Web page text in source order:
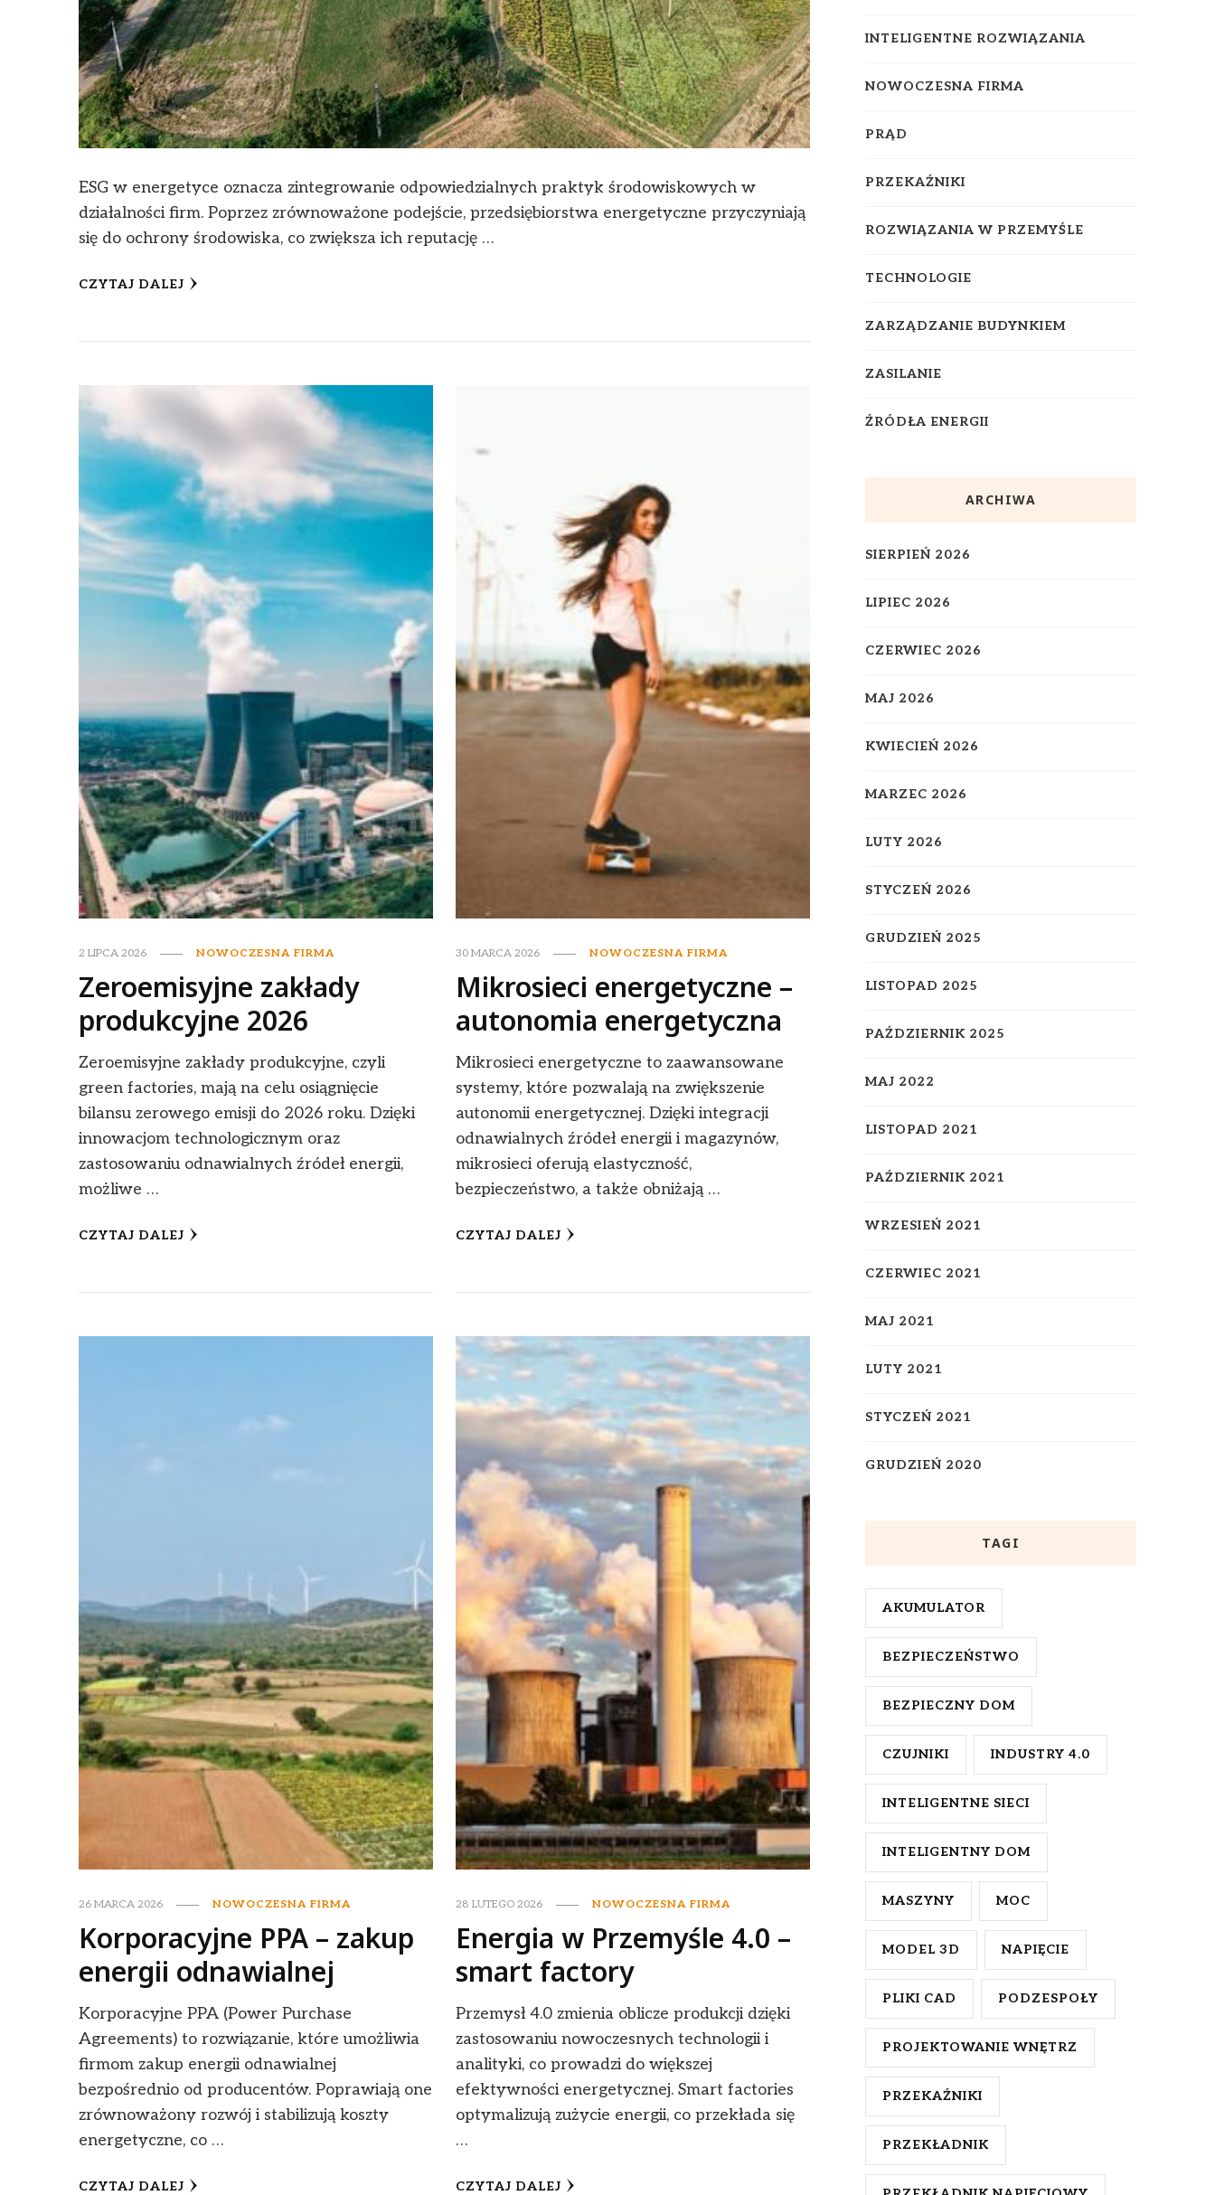
ESG w energetyce oznacza zintegrowanie odpowiedzialnych praktyk środowiskowych w
działalności firm. Poprzez zrównoważone podejście, przedsiębiorstwa energetyczne przyczyniają
się do ochrony środowiska, co zwiększa ich reputację …
CZYTAJ DALEJ
2 LIPCA 2026 NOWOCZESNA FIRMA
Zeroemisyjne zakłady
produkcyjne 2026
Zeroemisyjne zakłady produkcyjne, czyli
green factories, mają na celu osiągnięcie
bilansu zerowego emisji do 2026 roku. Dzięki
innowacjom technologicznym oraz
zastosowaniu odnawialnych źródeł energii,
możliwe …
CZYTAJ DALEJ
30 MARCA 2026 NOWOCZESNA FIRMA
Mikrosieci energetyczne –
autonomia energetyczna
Mikrosieci energetyczne to zaawansowane
systemy, które pozwalają na zwiększenie
autonomii energetycznej. Dzięki integracji
odnawialnych źródeł energii i magazynów,
mikrosieci oferują elastyczność,
bezpieczeństwo, a także obniżają …
CZYTAJ DALEJ
26 MARCA 2026 NOWOCZESNA FIRMA
Korporacyjne PPA – zakup
energii odnawialnej
Korporacyjne PPA (Power Purchase
Agreements) to rozwiązanie, które umożliwia
firmom zakup energii odnawialnej
bezpośrednio od producentów. Poprawiają one
zrównoważony rozwój i stabilizują koszty
energetyczne, co …
CZYTAJ DALEJ
28 LUTEGO 2026 NOWOCZESNA FIRMA
Energia w Przemyśle 4.0 –
smart factory
Przemysł 4.0 zmienia oblicze produkcji dzięki
zastosowaniu nowoczesnych technologii i
analityki, co prowadzi do większej
efektywności energetycznej. Smart factories
optymalizują zużycie energii, co przekłada się
…
CZYTAJ DALEJ
INTELIGENTNE ROZWIĄZANIA
NOWOCZESNA FIRMA
PRĄD
PRZEKAŹNIKI
ROZWIĄZANIA W PRZEMYŚLE
TECHNOLOGIE
ZARZĄDZANIE BUDYNKIEM
ZASILANIE
ŹRÓDŁA ENERGII
ARCHIWA
SIERPIEŃ 2026
LIPIEC 2026
CZERWIEC 2026
MAJ 2026
KWIECIEŃ 2026
MARZEC 2026
LUTY 2026
STYCZEŃ 2026
GRUDZIEŃ 2025
LISTOPAD 2025
PAŹDZIERNIK 2025
MAJ 2022
LISTOPAD 2021
PAŹDZIERNIK 2021
WRZESIEŃ 2021
CZERWIEC 2021
MAJ 2021
LUTY 2021
STYCZEŃ 2021
GRUDZIEŃ 2020
TAGI
AKUMULATOR
BEZPIECZEŃSTWO
BEZPIECZNY DOM
CZUJNIKI INDUSTRY 4.0
INTELIGENTNE SIECI
INTELIGENTNY DOM
MASZYNY MOC
MODEL 3D NAPIĘCIE
PLIKI CAD PODZESPOŁY
PROJEKTOWANIE WNĘTRZ
PRZEKAŹNIKI
PRZEKŁADNIK